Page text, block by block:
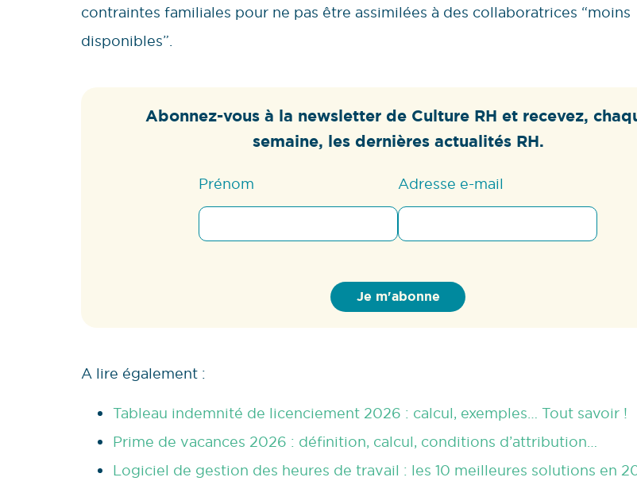
contraintes familiales pour ne pas être assimilées à des collaboratrices “moins
disponibles”.
Abonnez-vous à la newsletter de Culture RH et recevez,
semaine, les dernières actualités RH.
Prénom Adresse e-mail
A lire également :
Tableau indemnité de licenciement 2026 : calcul, exemples… Tout savoir !
Prime de vacances 2026 : définition, calcul, conditions d’attribution…
Logiciel de gestion des heures de travail : les 10 meilleures solutions en